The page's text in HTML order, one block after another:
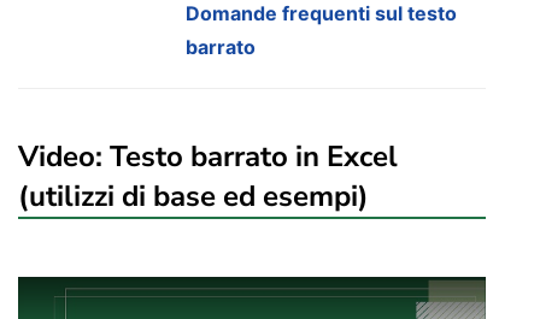
Domande frequenti sul testo
barrato
Video: Testo barrato in Excel
(utilizzi di base ed esempi)